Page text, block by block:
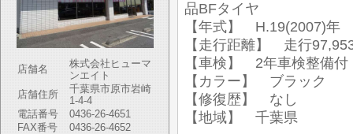
店舗名
株式会社ヒューマ
ンエイト
店舗住所
千葉県市原市岩崎
1-4-4
電話番号
0436-26-4651
FAX番号
0436-26-4652
品BFタイヤ
【年式】 H.19(2007)年
【走行距離】 走行
【車検】 2年車検整備付
【カラー】 ブラック
【修復歴】 なし
【地域】 千葉県